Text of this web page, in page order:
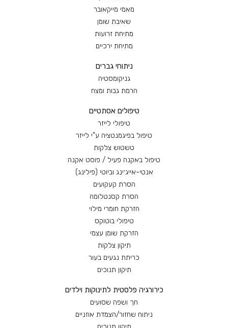
מאמי מייקאובר
שאיבת שומן
מתיחת זרועות
מתיחת ירכיים
ניתוחי גברים
גניקומסטיה
הרמת גבות ומצח
טיפולים אסתטיים
טיפולי לייזר
טיפול בפיגמנטציה ע”י לייזר
טשטוש צלקות
טיפול באקנה פעיל / פוסט אקנה
אנטי-אייג׳ינג וביוטי (פילינג)
הסרת קעקועים
הסרת קסנטלומה
הזרקת חומרי מילוי
טיפולי בוטוקס
הזרקת שומן עצמי
תיקון צלקות
כריתת נגעים בעור
תיקון תנוכים
כירורגיה פלסטית לתינוקות וילדים
חך ושפה שסועים
ניתוח שחזור/הצמדת אוזניים